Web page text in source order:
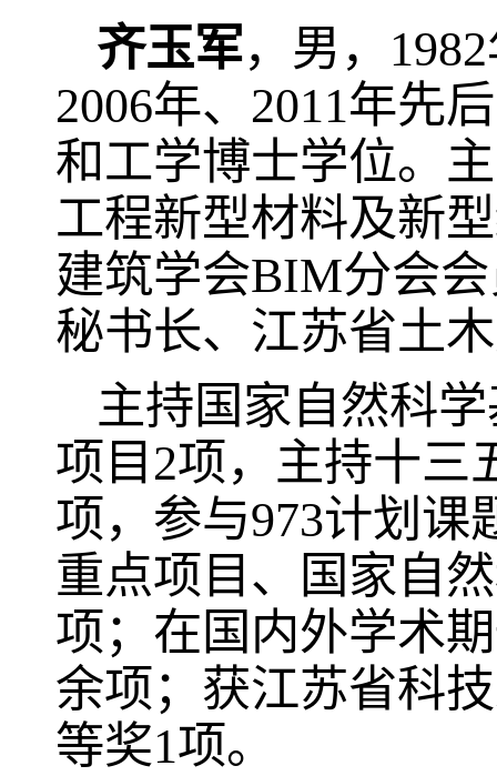
齐玉军，男， 1982
2006年、 2011年先
和工学博士学位。
工程新型材料及新
建筑学会BIM分会
秘书长、江苏省土
主持国家自然科
项目 2项，主持十三
项，参与973计划课
重点项目、国家自
项；在国内外学术
余项；获江苏省科
等奖1项。